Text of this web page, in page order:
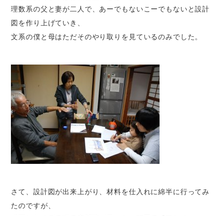
理数系の父と妻が二人で、あーでもないこーでもないと設計
図を作り上げていき、
文系の僕と母はただそのやり取りを見ているのみでした。
さて、設計図が出来上がり、材料を仕入れに綿半に行ってみ
たのですが、